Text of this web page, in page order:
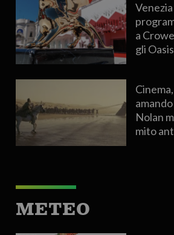
a
gli Oasis
Nolan
mito
METEO